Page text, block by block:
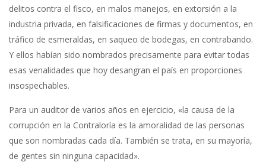
delitos contra el fisco, en malos manejos, en extorsión a la
industria privada, en falsificaciones de firmas y documentos, en
tráfico de esmeraldas, en saqueo de bodegas, en contrabando.
Y ellos habían sido nombrados precisamente para evitar todas
esas venalidades que hoy desangran el país en proporciones
insospechables.
Para un auditor de varios años en ejercicio, «la causa de la
corrupción en la Contraloría es la amoralidad de las personas
que son nombradas cada día. También se trata, en su mayoría,
de gentes sin ninguna capacidad».